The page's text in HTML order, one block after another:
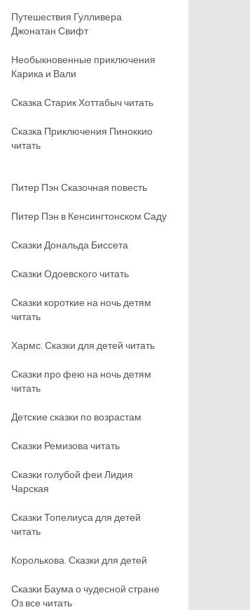
Путешествия Гулливера
Джонатан Свифт
Необыкновенные приключения
Карика и Вали
Сказка Старик Хоттабыч читать
Сказка Приключения Пиноккио
читать
Питер Пэн Сказочная повесть
Питер Пэн в Кенсингтонском Саду
Сказки Дональда Биссета
Сказки Одоевского читать
Сказки короткие на ночь детям
читать
Хармс. Сказки для детей читать
Сказки про фею на ночь детям
читать
Детские сказки по возрастам
Сказки Ремизова читать
Сказки голубой феи Лидия
Чарская
Сказки Топелиуса для детей
читать
Королькова. Сказки для детей
Сказки Баума о чудесной стране
Оз все читать